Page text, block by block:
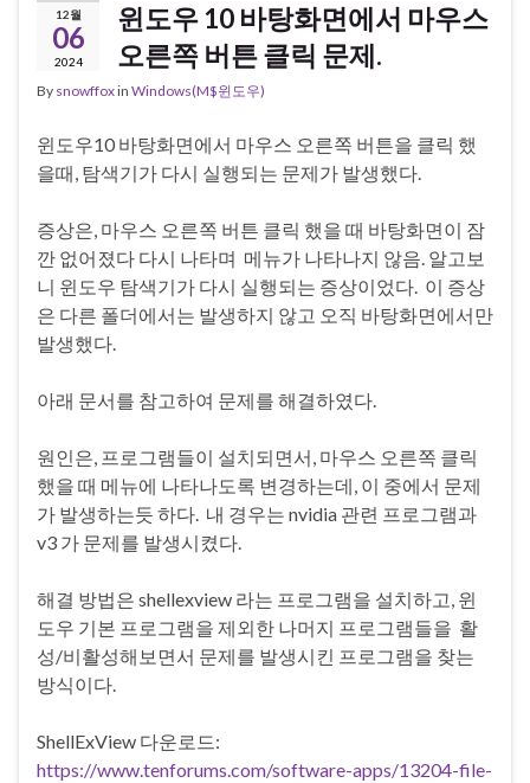
12월
06
2024
윈도우 10 바탕화면에서 마우스
오른쪽 버튼 클릭 문제.
By snowffoxin Windows(M$윈도우)
윈도우10 바탕화면에서 마우스 오른쪽 버튼을 클릭 했
을때, 탐색기가 다시 실행되는 문제가 발생했다.
증상은, 마우스 오른쪽 버튼 클릭 했을 때 바탕화면이 잠
깐 없어졌다 다시 나타며 메뉴가 나타나지 않음. 알고보
니 윈도우 탐색기가 다시 실행되는 증상이었다. 이 증상
은 다른 폴더에서는 발생하지 않고 오직 바탕화면에서만
발생했다.
아래 문서를 참고하여 문제를 해결하였다.
원인은, 프로그램들이 설치되면서, 마우스 오른쪽 클릭
했을 때 메뉴에 나타나도록 변경하는데, 이 중에서 문제
가 발생하는듯 하다. 내 경우는 nvidia 관련 프로그램과
v3 가 문제를 발생시켰다.
해결 방법은 shellexview 라는 프로그램을 설치하고, 윈
도우 기본 프로그램을 제외한 나머지 프로그램들을 활
성/비활성해보면서 문제를 발생시킨 프로그램을 찾는
방식이다.
ShellExView 다운로드:
https://www.tenforums.com/software-apps/13204-file-